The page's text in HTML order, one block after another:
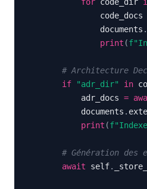
                code_docs
                documents
.
print (
# Architecture
if
"adr_dir" in
            adr_docs
=
            documents
.
print (
# Génération des
await self.